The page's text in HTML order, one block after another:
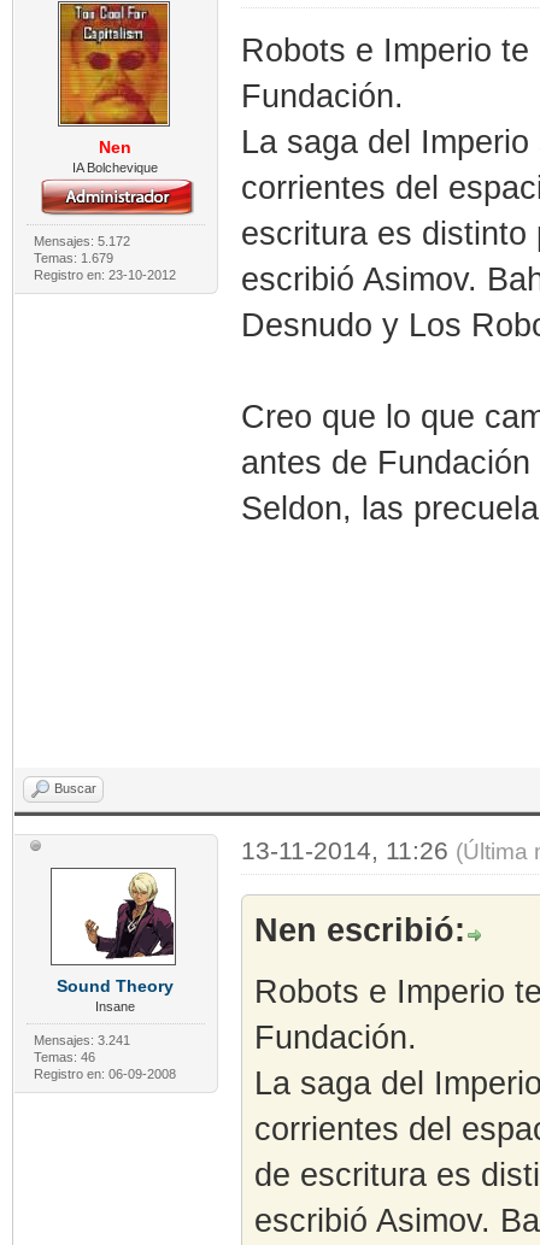
Nen
IA Bolchevique
Mensajes: 5.172
Temas: 1.679
Registro en: 23-10-2012
Robots e Imperio
Fundación.
La saga del
corrientes del
escritura es distinto
escribió Asimov.
Desnudo y Los
Creo que lo que
antes de
Seldon, las
Buscar
Sound Theory
Insane
Mensajes: 3.241
Temas: 46
Registro en: 06-09-2008
13-11-2014, 11:26 (Última
Nen escribió:
Robots e Imperio
Fundación.
La saga del
corrientes del
de escritura es
escribió Asimov.